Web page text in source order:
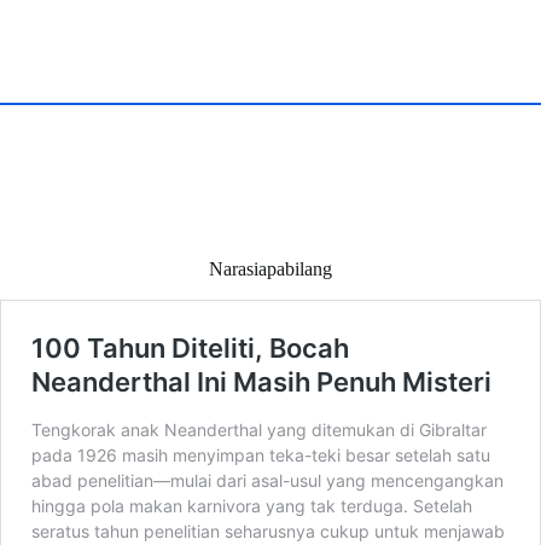
Narasiapabilang